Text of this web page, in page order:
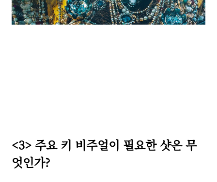
<3> 주요 키 비주얼이 필요한 샷은 무
엇인가?